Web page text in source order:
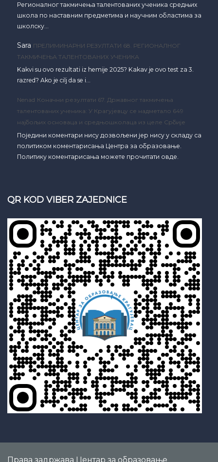
Регионалног такмичења талентованих ученика средњих
школа по наставним предметима и научним областима за
школску…
Sara ПРЕЛИМИНАРНИ РЕЗУЛТАТИ 68. РЕГИОНАЛНОГ
ТАКМИЧЕЊА ТАЛЕНТОВАНИХ УЧЕНИКА
Kakvi su ovo rezultati iz hemije 2025? Kakav je ovo test za 3.
razred? Ako je cilj da se i…
Nenad Коначни резултати 67. Државног такмичења
талентованих ученика: У Крагујевцу се надметало 649
најбољих основаца и средњошколаца из целе Србије
Поједини коментари нису дозвољени јер нису у складу са
политиком коментарисања Центра за образовање.
Политику коментарисања можете прочитати овде.
QR KOD VIBER ZAJEDNICE
Права задржава Центар за образовање